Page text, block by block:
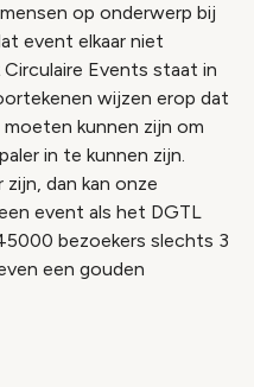
op onderwerp bij
event elkaar niet
Events staat in
wijzen erop dat
kunnen zijn om
in te kunnen zijn.
dan kan onze
event als het DGTL
bezoekers slechts 3
een gouden